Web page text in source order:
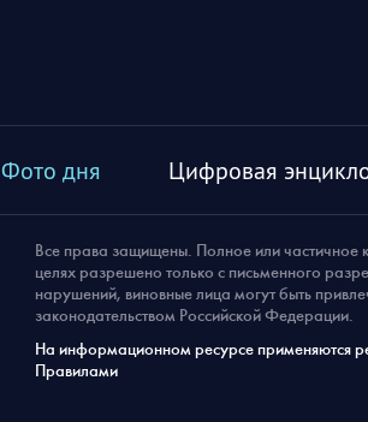
Фото дня Цифровая
Все права защищены. Полное или частичное
целях разрешено только с письменного
нарушений, виновные лица могут быть
законодательством Российской Федерации.
На информационном ресурсе применяются
Правилами